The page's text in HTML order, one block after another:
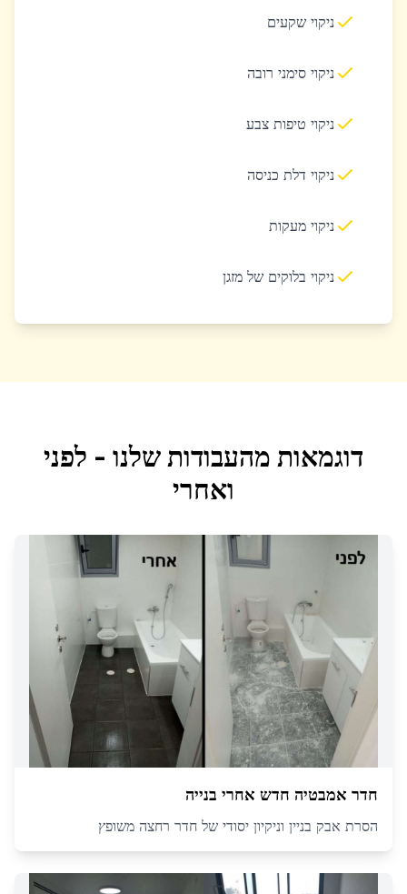
ניקוי שקעים
ניקוי סימני רובה
ניקוי טיפות צבע
ניקוי דלת כניסה
ניקוי מעקות
ניקוי בלוקים של מזגן
דוגמאות מהעבודות שלנו - לפני
ואחרי
חדר אמבטיה חדש אחרי בנייה
הסרת אבק בניין וניקיון יסודי של חדר רחצה משופץ